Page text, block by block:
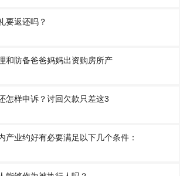
要返还吗？
和防备爸爸妈妈出资购房所产
怎样申诉？讨回欠款只差这3
产业约好有必要满足以下几个条件：